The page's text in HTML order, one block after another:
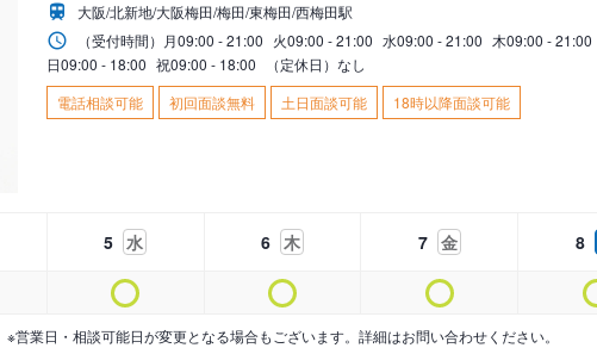
大阪/北新地/大阪梅田/梅田/東梅田/西梅田駅
（受付時間） 月09:00 - 21:00 火09:00 - 21:00 水09:00 - 21:00 木09:00 - 21:00
日09:00 - 18:00 祝09:00 - 18:00
（定休日）なし
電話相談可能
初回面談無料 土日面談可能 18時以降面談可能
5 水 6 木 7 金 8
※営業日・相談可能日が変更となる場合もございます。詳細はお問い合わせください。